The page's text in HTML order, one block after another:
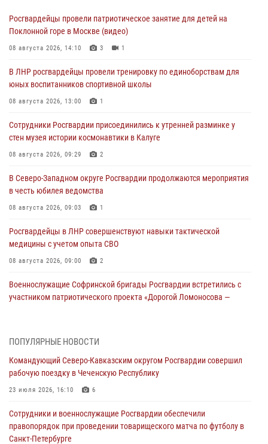
Росгвардейцы провели патриотическое занятие для детей на
Поклонной горе в Москве (видео)
08 августа 2026, 14:10 3 1
В ЛНР росгвардейцы провели тренировку по единоборствам для
юных воспитанников спортивной школы
08 августа 2026, 13:00 1
Сотрудники Росгвардии присоединились к утренней разминке у
стен музея истории космонавтики в Калуге
08 августа 2026, 09:29 2
В Северо-Западном округе Росгвардии продолжаются мероприятия
в честь юбилея ведомства
08 августа 2026, 09:03 1
Росгвардейцы в ЛНР совершенствуют навыки тактической
медицины с учетом опыта СВО
08 августа 2026, 09:00 2
Военнослужащие Софринской бригады Росгвардии встретились с
участником патриотического проекта «Дорогой Ломоносова —
настольному теннису ко Дню физкультурника
08 августа 2026, 07:00
Кузбассе
08 августа 2026, 07:00
ПОПУЛЯРНЫЕ НОВОСТИ
Командующий Северо-Кавказским округом Росгвардии совершил
рабочую поездку в Чеченскую Республику
23 июля 2026, 16:10 6
Сотрудники и военнослужащие Росгвардии обеспечили
правопорядок при проведении товарищеского матча по футболу в
Санкт-Петербурге